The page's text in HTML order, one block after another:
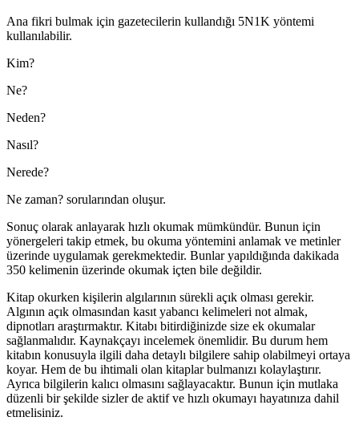
Ana fikri bulmak için gazetecilerin kullandığı 5N1K yöntemi
kullanılabilir.
Kim?
Ne?
Neden?
Nasıl?
Nerede?
Ne zaman? sorularından oluşur.
Sonuç olarak anlayarak hızlı okumak mümkündür. Bunun için
yönergeleri takip etmek, bu okuma yöntemini anlamak ve metinler
üzerinde uygulamak gerekmektedir. Bunlar yapıldığında dakikada
350 kelimenin üzerinde okumak içten bile değildir.
Kitap okurken kişilerin algılarının sürekli açık olması gerekir.
Algının açık olmasından kasıt yabancı kelimeleri not almak,
dipnotları araştırmaktır. Kitabı bitirdiğinizde size ek okumalar
sağlanmalıdır. Kaynakçayı incelemek önemlidir. Bu durum hem
kitabın konusuyla ilgili daha detaylı bilgilere sahip olabilmeyi ortaya
koyar. Hem de bu ihtimali olan kitaplar bulmanızı kolaylaştırır.
Ayrıca bilgilerin kalıcı olmasını sağlayacaktır. Bunun için mutlaka
düzenli bir şekilde sizler de aktif ve hızlı okumayı hayatınıza dahil
etmelisiniz.